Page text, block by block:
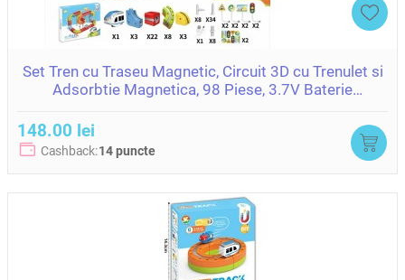
Set Tren cu Traseu Magnetic, Circuit 3D cu Trenulet si
Adsorbtie Magnetica, 98 Piese, 3.7V Baterie
148.00 lei
Cashback:14 puncte